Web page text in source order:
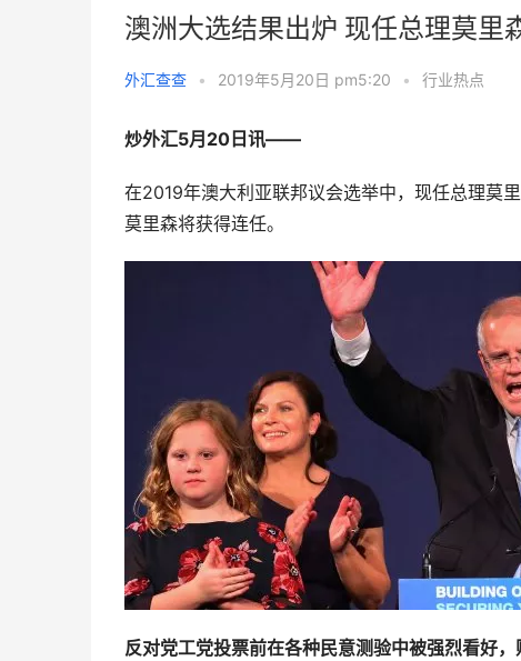
澳洲大选结果出炉 现任总理莫里
外汇查查 • 2019年5月20日 pm5:20 • 行业热点
炒外汇5月20日讯——
在2019年澳大利亚联邦议会选举中，现任总理莫
莫里森将获得连任。
反对党工党投票前在各种民意测验中被强烈看好